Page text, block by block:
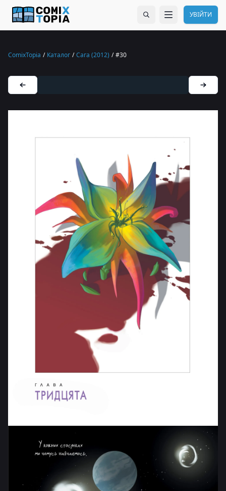
УВІЙТИ
ComixTopia / Каталог / Сага (2012) / #30